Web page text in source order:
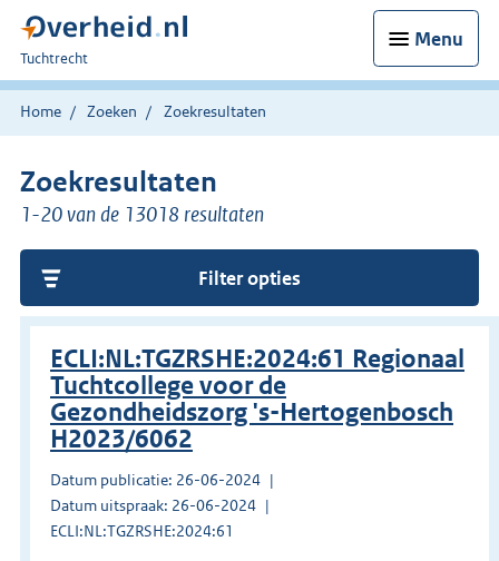
Menu
U
bent
hier:
Tuchtrecht
Home Zoeken Zoekresultaten
Zoekresultaten
1-20 van de 13018 resultaten
Filter opties
ECLI:NL:TGZRSHE:2024:61 Regionaal
Tuchtcollege voor de
Gezondheidszorg 's-Hertogenbosch
H2023/6062
Datum publicatie: 26-06-2024
Datum uitspraak: 26-06-2024
ECLI:NL:TGZRSHE:2024:61